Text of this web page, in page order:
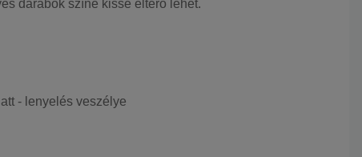
darabok színe kissé eltérő lehet.
- lenyelés veszélye